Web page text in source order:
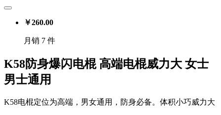
￥260.00
月销 7 件
K58防身爆闪电棍 高端电棍威力大 女士
男士通用
K58电棍定位为高端，男女通用，防身必备。体积小巧威力大